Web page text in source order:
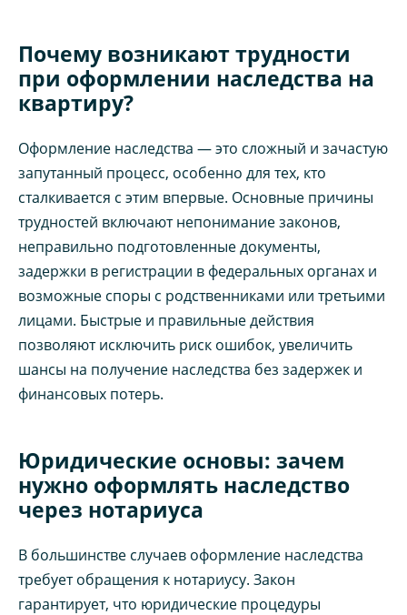
Почему возникают трудности
при оформлении наследства на
квартиру?
Оформление наследства — это сложный и зачастую
запутанный процесс, особенно для тех, кто
сталкивается с этим впервые. Основные причины
трудностей включают непонимание законов,
неправильно подготовленные документы,
задержки в регистрации в федеральных органах и
возможные споры с родственниками или третьими
лицами. Быстрые и правильные действия
позволяют исключить риск ошибок, увеличить
шансы на получение наследства без задержек и
финансовых потерь.
Юридические основы: зачем
нужно оформлять наследство
через нотариуса
В большинстве случаев оформление наследства
требует обращения к нотариусу. Закон
гарантирует, что юридические процедуры